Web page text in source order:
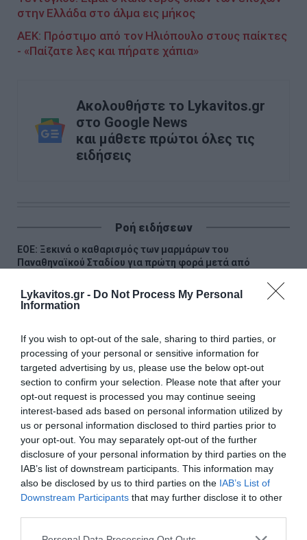
Lykavitos.gr - Do Not Process My Personal
Information
If you wish to opt-out of the sale, sharing to third parties, or
processing of your personal or sensitive information for
targeted advertising by us, please use the below opt-out
section to confirm your selection. Please note that after your
opt-out request is processed you may continue seeing
interest-based ads based on personal information utilized by
us or personal information disclosed to third parties prior to
your opt-out. You may separately opt-out of the further
disclosure of your personal information by third parties on the
IAB’s list of downstream participants. This information may
also be disclosed by us to third parties on the IAB’s List of
Downstream Participants that may further disclose it to other
Please note that this website/app uses one or more Google
στην Ελλάδα στο άλμα εις μήκος
ΑΕΚ: Πρόστιμο από τον Ηλιόπουλο στους παίκτες
- «Παίζατε λες και πήρατε χάπια»
Ακολουθήστε το Lykavitos.gr
στο Google News
και μάθετε πρώτοι όλες τις
ειδήσεις
Ροή ειδήσεων
ΕΟΕ: Ξεκινά ο καθαρισμός των μαρμάρων του
Παναθηναϊκού Σταδίου για πρώτη φορά μετά από
ΔΕΘ: Νέο φορολογικό τοπίο για τις επιχειρήσεις – Στο
Κρήτη: Πολύ υψηλός κίνδυνος πυρκαγιάς - Απαγόρευση
κυκλοφορίας σε δάση και φαράγγια
Συρία και Ρωσία συμφώνησαν για τις ρωσικές βάσεις
μετά από 18 μήνες διαπραγματεύσεων
Κόμμα Καρυστιανού: Αποχώρηση Δουδουλάκη με αιχμές
για απολυταρχική και προσωποπαγή λειτουργία
Παρέμβαση Γεωργιάδη για την επίθεση σε νοσηλεύτρια
στον Ερυθρό Σταυρό: «Κάτω τα χέρια από το προσωπικό
15χρονος κατήγγειλε 17χρονο για κατ' εξακολούθηση